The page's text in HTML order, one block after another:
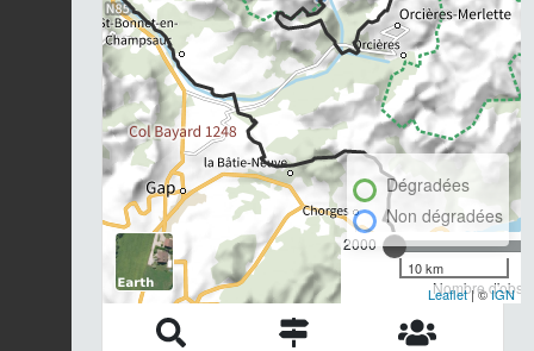
2000
Nombre
Dégradées
Non dégradées
10 km
Leaflet| ©IGN